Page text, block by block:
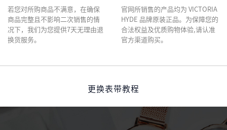
若您对所购商品不满意，在确保
商品完整且不影响二次销售的情
况下，我们为您提供7天无理由退
换货服务。
官网所销售的产品均为 VICTORIA
HYDE 品牌原装正品。为保障您的
合法权益及优质购物体验,请认准
官方渠道购买。
更换表带教程